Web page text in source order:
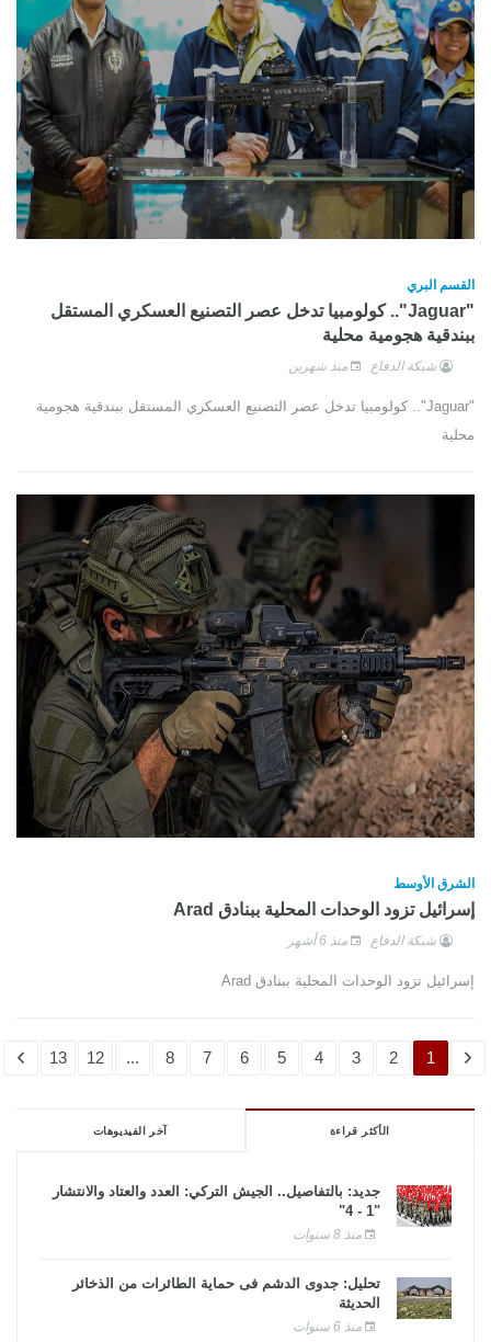
القسم البري
"Jaguar".. كولومبيا تدخل عصر التصنيع العسكري المستقل
ببندقية هجومية محلية
شبكة الدفاع منذ شهرين
"Jaguar".. كولومبيا تدخل عصر التصنيع العسكري المستقل ببندقية هجومية
محلية
الشرق الأوسط
إسرائيل تزود الوحدات المحلية ببنادق Arad
شبكة الدفاع منذ 6 أشهر
إسرائيل تزود الوحدات المحلية ببنادق Arad
1
2
3
4
5
6
7
8
...
12
13
الأكثر قراءة آخر الفيديوهات
جديد: بالتفاصيل.. الجيش التركي: العدد والعتاد والانتشار
"1 - 4"
منذ 8 سنوات
تحليل: جدوى الدشم فى حماية الطائرات من الذخائر
الحديثة
منذ 6 سنوات